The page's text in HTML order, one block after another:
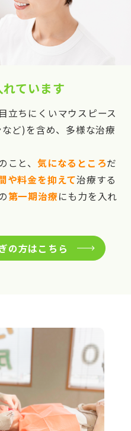
ています
立ちにくいマウスピース
ど)を含め、多様な治療
と、 気になるところだ
や料金を抑えて治療する
第一期治療にも力を入れ
の方はこちら